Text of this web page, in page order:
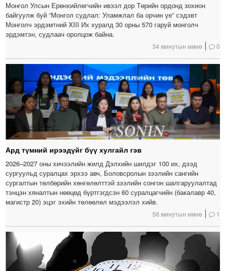
Монгол Улсын Ерөнхийлөгчийн ивээл дор Төрийн ордонд зохион
байгуулж буй “Монгол судлал: Уламжлал ба орчин үе” сэдэвт
Монголч эрдэмтний XIII Их хуралд 30 орны 570 гаруй монголч
эрдэмтэн, судлаач оролцож байна.
34 минутын өмнө 0
Ард түмний ирээдүйг бүү хулгайл гэв
2026–2027 оны хичээлийн жилд Дэлхийн шилдэг 100 их, дээд
сургуульд суралцах эрхээ авч, Боловсролын зээлийн сангийн
сургалтын төлбөрийн хөнгөлөлттэй зээлийн сонгон шалгаруулалтад
тэнцэн хяналтын нөөцөд бүртгэгдсэн 60 суралцагчийн (бакалавр 40,
магистр 20) эцэг эхийн төлөөлөл мэдээлэл хийв.
56 минутын өмнө 1